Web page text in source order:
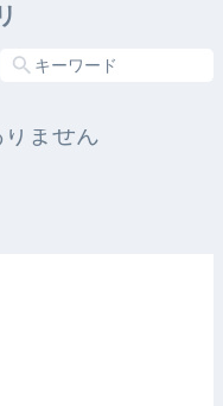
ません